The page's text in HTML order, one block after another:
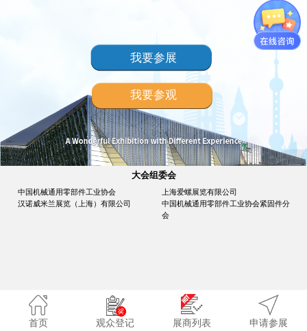
我要参展
我要参观
大会组委会
中国机械通用零部件工业协会
上海爱螺展览有限公司
汉诺威米兰展览（上海）有限公司
中国机械通用零部件工业协会紧固件分
会
首页 观众登记 展商列表 申请参展